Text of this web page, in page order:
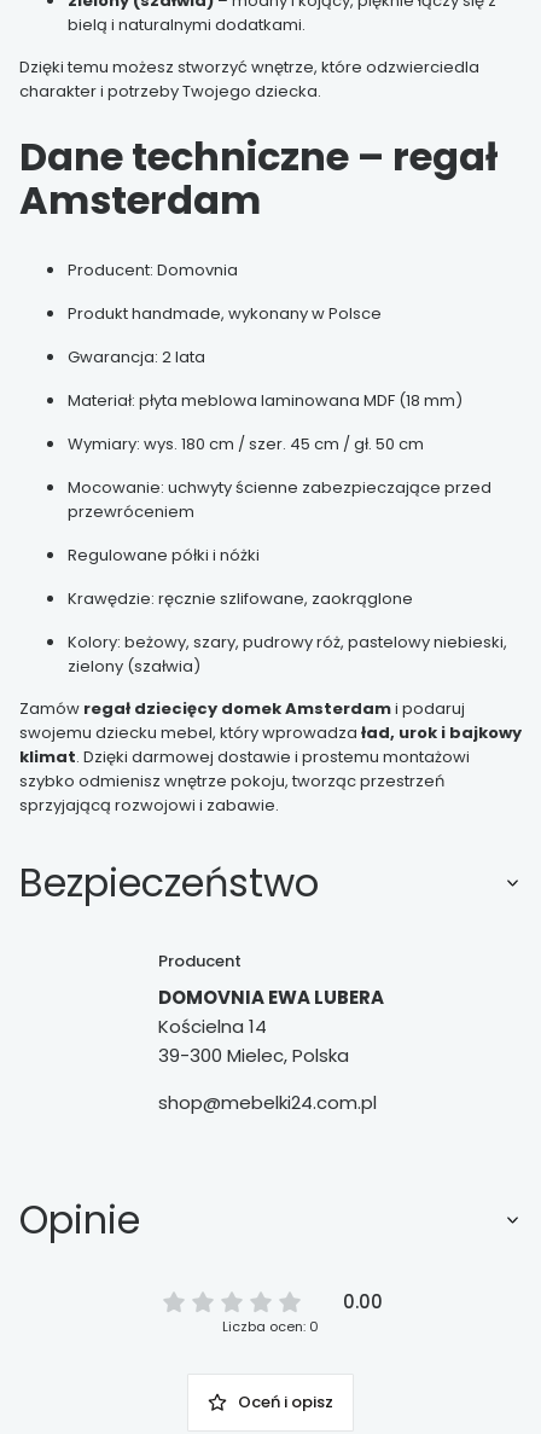
bielą i naturalnymi dodatkami.
Dzięki temu możesz stworzyć wnętrze, które odzwierciedla
charakter i potrzeby Twojego dziecka.
Dane techniczne – regał
Amsterdam
Producent: Domovnia
Produkt handmade, wykonany w Polsce
Gwarancja: 2 lata
Materiał: płyta meblowa laminowana MDF (18 mm)
Wymiary: wys. 180 cm / szer. 45 cm / gł. 50 cm
Mocowanie: uchwyty ścienne zabezpieczające przed
przewróceniem
Regulowane półki i nóżki
Krawędzie: ręcznie szlifowane, zaokrąglone
Kolory: beżowy, szary, pudrowy róż, pastelowy niebieski,
zielony (szałwia)
Zamów regał dziecięcy domek Amsterdami podaruj
swojemu dziecku mebel, który wprowadza ład, urok i bajkowy
klimat. Dzięki darmowej dostawie i prostemu montażowi
szybko odmienisz wnętrze pokoju, tworząc przestrzeń
sprzyjającą rozwojowi i zabawie.
Bezpieczeństwo
Producent
DOMOVNIA EWA LUBERA
Kościelna 14
39-300 Mielec, Polska
shop@mebelki24.com.pl
Opinie
0.00
Liczba ocen: 0
Oceń i opisz